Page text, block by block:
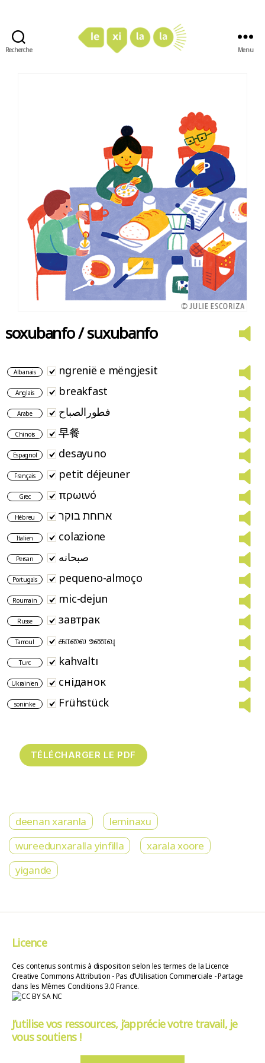
Recherche Menu
soxubanfo / suxubanfo
Albanais ngrenië e mëngjesit
Anglais breakfast
Arabe فطورالصباح
Chinois 早餐
Espagnol desayuno
Français petit déjeuner
Grec πρωινό
Hébreu ארוחת בוקר
Italien colazione
Persan صبحانه
Portugais pequeno-almoço
Roumain mic-dejun
Russe завтрак
Tamoul காலை உணவு
Turc kahvaltı
Ukrainien сніданок
soninke Frühstück
deenan xaranla
leminaxu
wureedunxaralla yinfilla
xarala xoore
yigande
Licence
Ces contenus sont mis à disposition selon les termes de la Licence
Creative Commons Attribution - Pas d’Utilisation Commerciale - Partage
dans les Mêmes Conditions 3.0 France.
J’utilise vos ressources, j’apprécie votre travail, je
vous soutiens !